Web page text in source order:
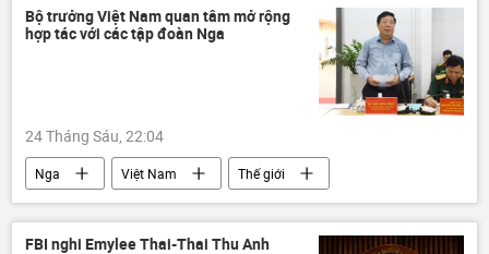
máy bay
Bộ trưởng Việt Nam quan tâm mở rộng
hợp tác với các tập đoàn Nga
24 Tháng Sáu, 22:04
Nga Việt Nam
Thế giới
Bộ Xây dựng
Thành phố Hồ Chí Minh
SNG
Đông Nam Á
Gazpromneft
FBI nghi Emylee Thai-Thai Thu Anh